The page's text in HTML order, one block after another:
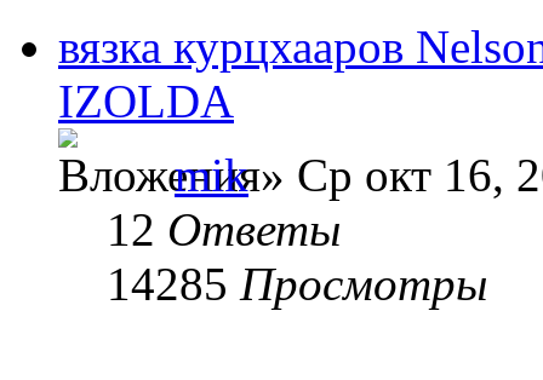
вязка курцхааров
IZOLDA
mik» Ср окт 16,
12 Ответы
14285 Просмотры